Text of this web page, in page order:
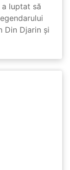
luptat să
Din Djarin și